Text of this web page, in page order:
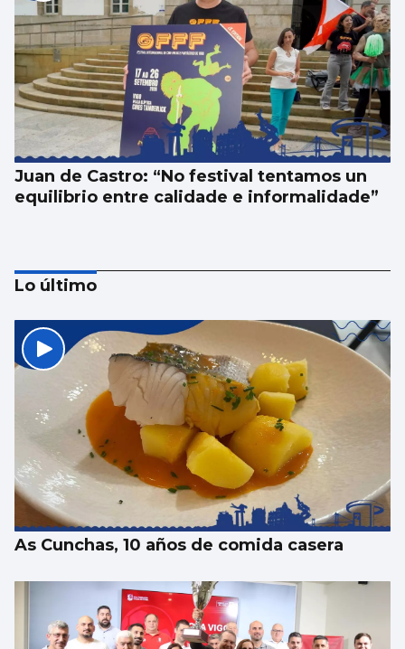
Juan de Castro: “No festival tentamos un
equilibrio entre calidade e informalidade”
SANIDAD
Pacientes de Vigo participan en un estudio
sobre hemodiálisis
Lo último
As Cunchas, 10 años de comida casera